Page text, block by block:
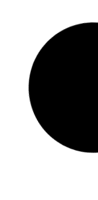
Día
perinatal.
se conmemora
del duelo
una fecha para dar
tantas veces se